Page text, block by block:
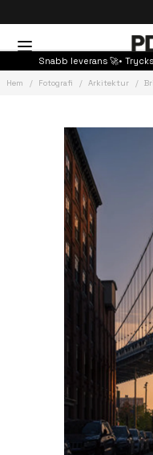
Snabb leverans 🚀•
Hem Fotografi Arkitektur